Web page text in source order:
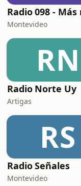
Montevideo
RN
Radio Norte Uy
Artigas
RS
Radio Señales
Montevideo